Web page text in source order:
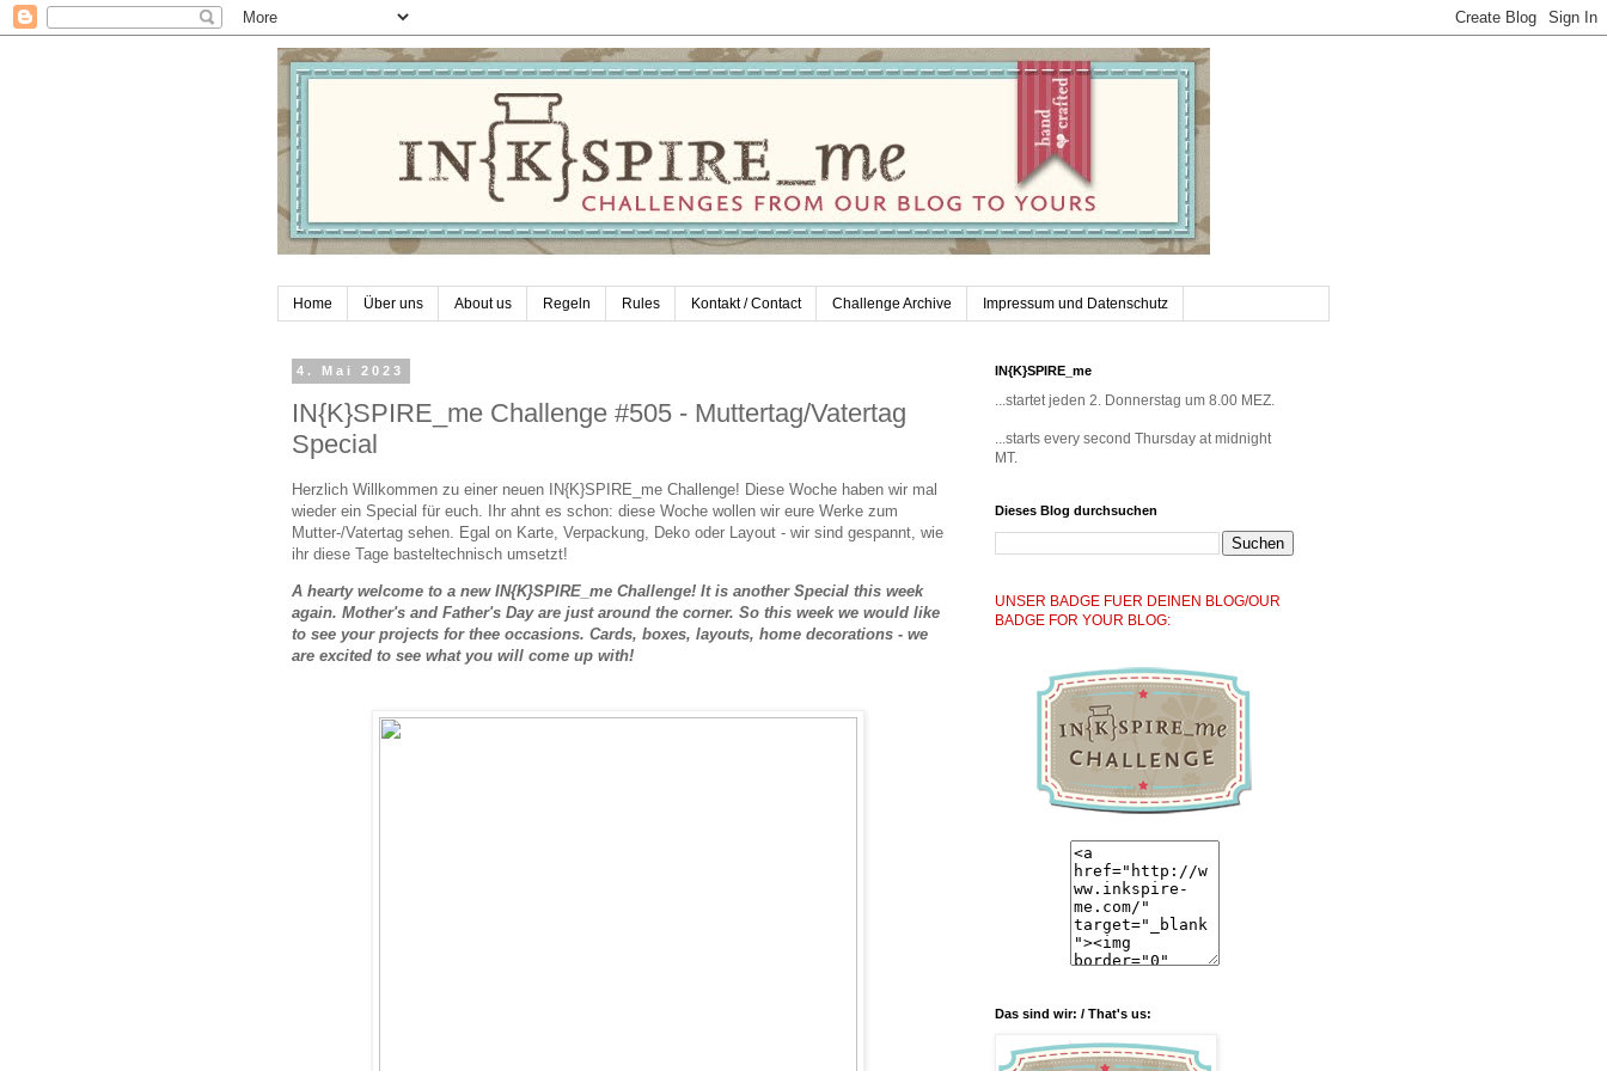
Home Über uns About us Regeln Rules Kontakt / Contact Challenge Archive Impressum und Datenschutz
4. Mai 2023
IN{K}SPIRE_me Challenge #505 - Muttertag/Vatertag
Special
Herzlich Willkommen zu einer neuen IN{K}SPIRE_me Challenge! Diese Woche haben wir mal
wieder ein Special für euch. Ihr ahnt es schon: diese Woche wollen wir eure Werke zum
Mutter-/Vatertag sehen. Egal on Karte, Verpackung, Deko oder Layout - wir sind gespannt, wie
ihr diese Tage basteltechnisch umsetzt!
A hearty welcome to a new IN{K}SPIRE_me Challenge! It is another Special this week
again. Mother's and Father's Day are just around the corner. So this week we would like
to see your projects for thee occasions. Cards, boxes, layouts, home decorations - we
are excited to see what you will come up with!
IN{K}SPIRE_me
...startet jeden 2. Donnerstag um 8.00 MEZ.
...starts every second Thursday at midnight
MT.
Dieses Blog durchsuchen
UNSER BADGE FUER DEINEN BLOG/OUR
BADGE FOR YOUR BLOG:
Das sind wir: / That's us: